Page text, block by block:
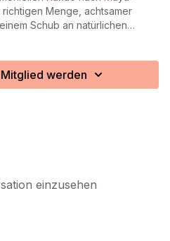
Menge, achtsamer
Schub an natürlichen
werden
einzusehen